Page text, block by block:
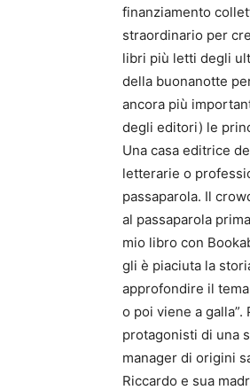
finanziamento
straordinario per
libri più letti degli
della buonanotte
ancora più
degli editori) le
Una casa editrice
letterarie o
passaparola. Il
al passaparola
mio libro con
gli è piaciuta la
approfondire il
o poi viene a
protagonisti di una
manager di origini
Riccardo e sua